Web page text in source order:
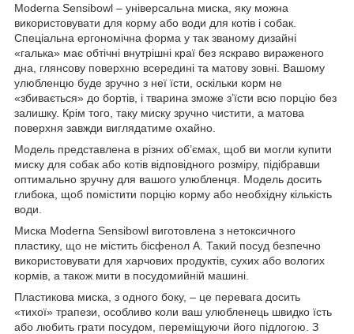
Moderna Sensibowl – універсальна миска, яку можна
використовувати для корму або води для котів і собак.
Спеціальна ергономічна форма у так званому дизайні
«галька» має обтічні внутрішні краї без яскраво вираженого
дна, глянсову поверхню всередині та матову зовні. Вашому
улюбленцю буде зручно з неї їсти, оскільки корм не
«збивається» до бортів, і тварина зможе з’їсти всю порцію без
залишку. Крім того, таку миску зручно чистити, а матова
поверхня завжди виглядатиме охайно.
Модель представлена в різних об’ємах, щоб ви могли купити
миску для собак або котів відповідного розміру, підібравши
оптимально зручну для вашого улюбленця. Модель досить
глибока, щоб помістити порцію корму або необхідну кількість
води.
Миска Moderna Sensibowl виготовлена з нетоксичного
пластику, що не містить бісфенол А. Такий посуд безпечно
використовувати для харчових продуктів, сухих або вологих
кормів, а також мити в посудомийній машині.
Пластикова миска, з одного боку, – це перевага досить
«тихої» трапези, особливо коли ваш улюбленець швидко їсть
або любить грати посудом, переміщуючи його підлогою. З